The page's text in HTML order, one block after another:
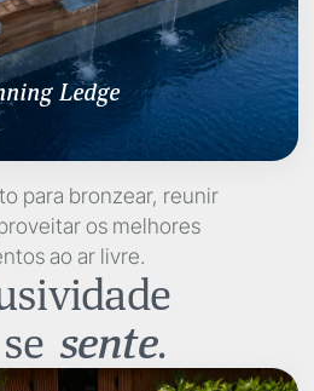
Ledge
para bronzear, reunir
os melhores
ao ar livre.
sente.